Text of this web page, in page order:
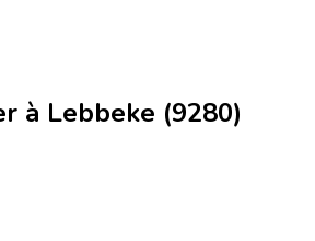
à Lebbeke (9280)